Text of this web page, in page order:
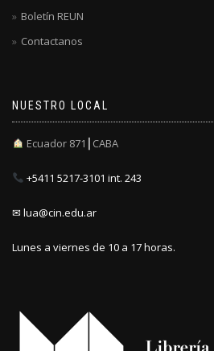
Boletín REUN
Contactanos
NUESTRO LOCAL
Ecuador 871┃CABA
+5411 5217-3101 int. 243
✉ lua@cin.edu.ar
Lunes a viernes de 10 a 17 horas.